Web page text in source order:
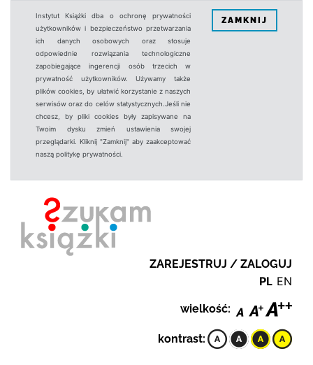
Instytut Książki dba o ochronę prywatności
użytkowników i bezpieczeństwo przetwarzania
ich danych osobowych oraz stosuje
odpowiednie rozwiązania technologiczne
zapobiegające ingerencji osób trzecich w
prywatność użytkowników. Używamy także
plików cookies, by ułatwić korzystanie z naszych
serwisów oraz do celów statystycznych.Jeśli nie
chcesz, by pliki cookies były zapisywane na
Twoim dysku zmień ustawienia swojej
przeglądarki. Kliknij "Zamknij" aby zaakceptować
naszą politykę prywatności.
ZAMKNIJ
ZAREJESTRUJ / ZALOGUJ
PL EN
wielkość:
kontrast: